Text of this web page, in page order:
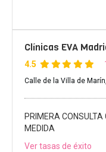
Clínicas EVA
4.5
Calle de la Villa de
PRIMERA
MEDIDA
Ver tasas de éxito